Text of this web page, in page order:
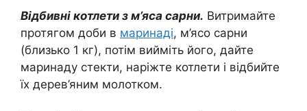
Відбивні котлети з м’яса сарни. Витримайте
протягом доби в маринаді, м’ясо сарни
(близько 1 кг), потім вийміть його, дайте
маринаду стекти, наріжте котлети і відбийте
їх дерев’яним молотком.